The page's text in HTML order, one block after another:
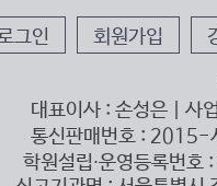
그인 회원가입
대표이사 : 손성은 |
통신판매번호 :
학원설립∙운영등록번